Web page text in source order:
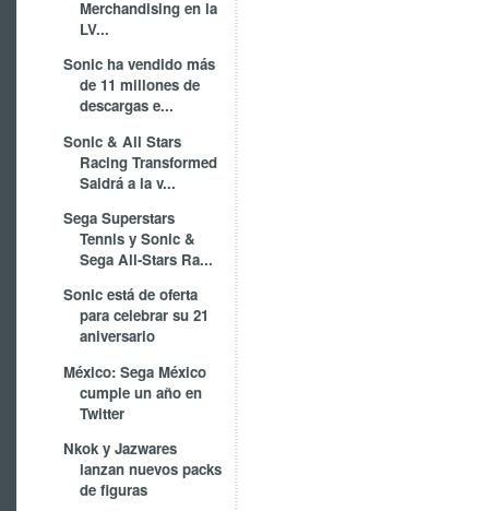
Merchandising en la
LV...
Sonic ha vendido más
de 11 millones de
descargas e...
Sonic & All Stars
Racing Transformed
Saldrá a la v...
Sega Superstars
Tennis y Sonic &
Sega All-Stars Ra...
Sonic está de oferta
para celebrar su 21
aniversario
México: Sega México
cumple un año en
Twitter
Nkok y Jazwares
lanzan nuevos packs
de figuras